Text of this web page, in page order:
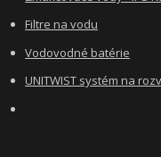
Filtre na vodu
Vodovodné batérie
UNITWIST systém na